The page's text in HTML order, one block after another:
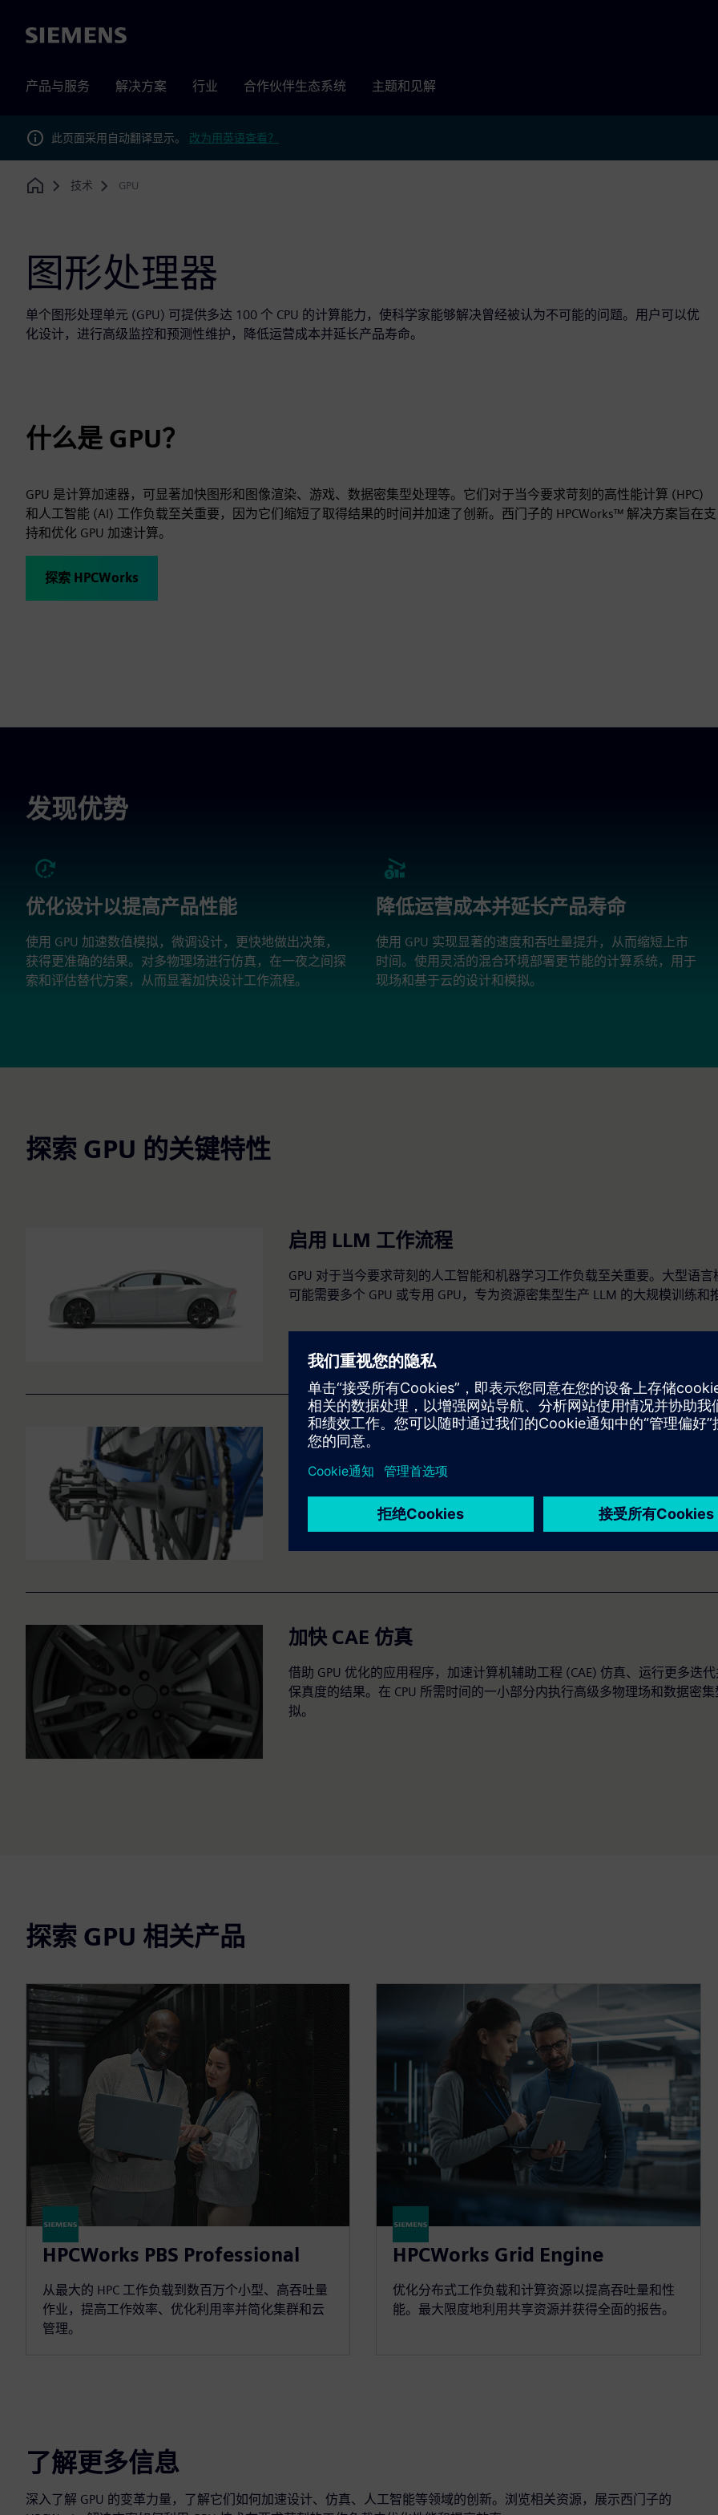
Siemens
产品与服务 解决方案 行业 合作伙伴生态系统 主题和见解
此页面采用自动翻译显示。 改为用英语查看？
Home
技术 GPU
图形处理器
单个图形处理单元 (GPU) 可提供多达 100 个 CPU 的计算能力，使科学家能够解决曾经被认为不可能的问题。用户可以优
化设计，进行高级监控和预测性维护，降低运营成本并延长产品寿命。
什么是 GPU？
GPU 是计算加速器，可显著加快图形和图像渲染、游戏、数据密集型处理等。它们对于当今要求苛刻的高性能计算 (HPC)
和人工智能 (AI) 工作负载至关重要，因为它们缩短了取得结果的时间并加速了创新。西门子的 HPCWorks™ 解决方案旨在支
持和优化 GPU 加速计算。
探索 HPCWorks
发现优势
优化设计以提高产品性能
使用 GPU 加速数值模拟，微调设计，更快地做出决策，
获得更准确的结果。对多物理场进行仿真，在一夜之间探
索和评估替代方案，从而显著加快设计工作流程。
降低运营成本并延长产品寿命
使用 GPU 实现显著的速度和吞吐量提升，从而缩短上市
时间。使用灵活的混合环境部署更节能的计算系统，用于
现场和基于云的设计和模拟。
探索 GPU 的关键特性
启用 LLM 工作流程
GPU 对于当今要求苛刻的人工智能和机器学习工作负载至关重要。大型语言
可能需要多个 GPU 或专用 GPU，专为资源密集型生产 LLM 的大规模训练和
让效果图变为现实
借助基于物理的全局照明渲染器，超越基于 CPU 的解决方案的边界，该渲染
乎完美的 GPU 可扩展性，并具有多个引擎，可创建令人惊叹的逼真场景和复
加快 CAE 仿真
借助 GPU 优化的应用程序，加速计算机辅助工程 (CAE) 仿真、运行更多迭
保真度的结果。在 CPU 所需时间的一小部分内执行高级多物理场和数据密
拟。
探索 GPU 相关产品
HPCWorks PBS Professional
从最大的 HPC 工作负载到数百万个小型、高吞吐量
作业，提高工作效率、优化利用率并简化集群和云
管理。
HPCWorks Grid Engine
优化分布式工作负载和计算资源以提高吞吐量和性
能。最大限度地利用共享资源并获得全面的报告。
了解更多信息
深入了解 GPU 的变革力量，了解它们如何加速设计、仿真、人工智能等领域的创新。浏览相关资源，展示西门子的